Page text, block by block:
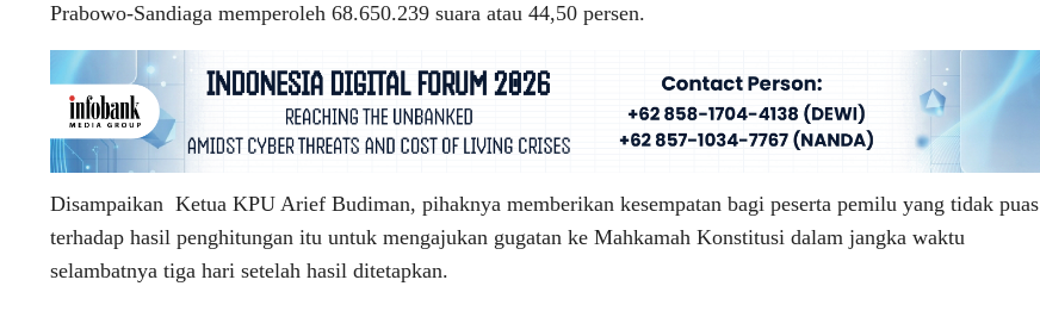
Prabowo-Sandiaga memperoleh 68.650.239 suara atau 44,50 persen.
Disampaikan Ketua KPU Arief Budiman, pihaknya memberikan kesempatan bagi peserta pemilu yang tidak puas
terhadap hasil penghitungan itu untuk mengajukan gugatan ke Mahkamah Konstitusi dalam jangka waktu
selambatnya tiga hari setelah hasil ditetapkan.